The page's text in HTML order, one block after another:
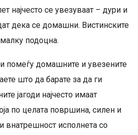
најчесто се увезуваат – дури и
дека се домашни. Вистинските
подоцна.
помеѓу домашните и увезените
што да барате за да ги
јагоди најчесто имаат
по целата површина, силен и
внатрешност исполнета со